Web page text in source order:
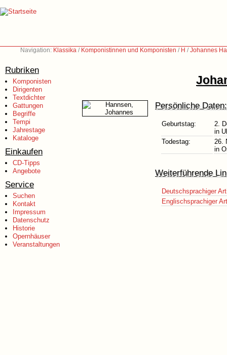
Navigation: Klassika / Komponistinnen und Komponisten / H /Johannes
Rubriken
Komponisten
Dirigenten
Textdichter
Gattungen
Begriffe
Tempi
Jahrestage
Kataloge
Einkaufen
CD-Tipps
Angebote
Service
Suchen
Kontakt
Impressum
Datenschutz
Historie
Opernhäuser
Veranstaltungen
Persönliche Daten:
Geburtstag:
2.
in
Todestag:
26.
in
Weiterführende
Deutschsprachiger
Englischsprachiger